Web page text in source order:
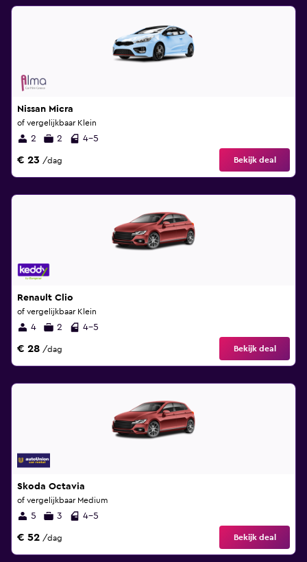
Nissan Micra
of vergelijkbaar Klein
2 2 4-5
€ 23 /dag Bekijk deal
Renault Clio
of vergelijkbaar Klein
4 2 4-5
€ 28 /dag Bekijk deal
Skoda Octavia
of vergelijkbaar Medium
5 3 4-5
€ 52 /dag Bekijk deal